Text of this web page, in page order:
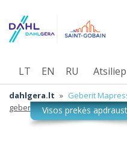
LT EN RU
dahlgera.lt » Geberit
geberit-deklaracija